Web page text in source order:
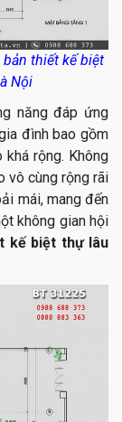
thiết kế biệt
Nội
năng đáp ứng
đình bao gồm
khá rộng. Không
vô cùng rộng rãi
mái, mang đến
không gian hội
kế biệt thự lâu